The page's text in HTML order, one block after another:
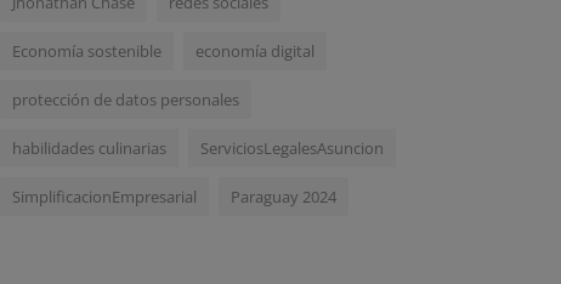
Economía sostenible economía digital
protección de datos personales
habilidades culinarias ServiciosLegalesAsuncion
SimplificacionEmpresarial Paraguay 2024